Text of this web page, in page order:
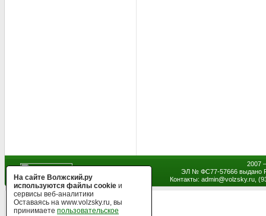
2007
ЭЛ № ФС77-57666 выдано
Контакты: admin@volzsky.ru,
На сайте Волжский.ру
используются файлы cookie и
сервисы веб-аналитики
Оставаясь на www.volzsky.ru, вы
принимаете пользовательское